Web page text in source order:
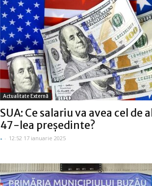
Actualitate Externă
SUA: Ce salariu va avea cel de
47-lea preşedinte?
- - 12:52 17 ianuarie 2025